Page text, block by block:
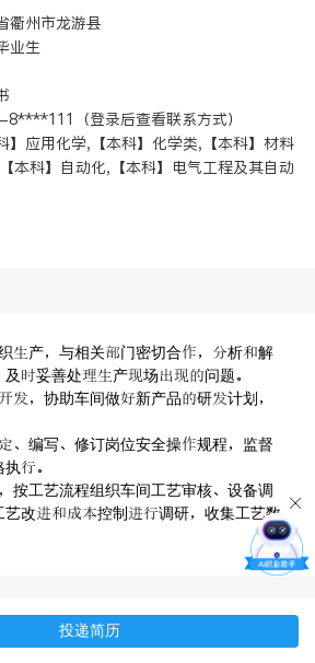
衢州市龙游县
业生
（登录后查看联系方式）
】应用化学,【本科】化学类,【本科】材料
本科】自动化,【本科】电气工程及其自动
织产与相关门密切合析解
及妥善处产场问题
协助车间做新产品研计划
编写修订岗位安全操规程监督
执
工艺流程组织车间工艺审核设备调
改控制调研收集工艺数
投递简历